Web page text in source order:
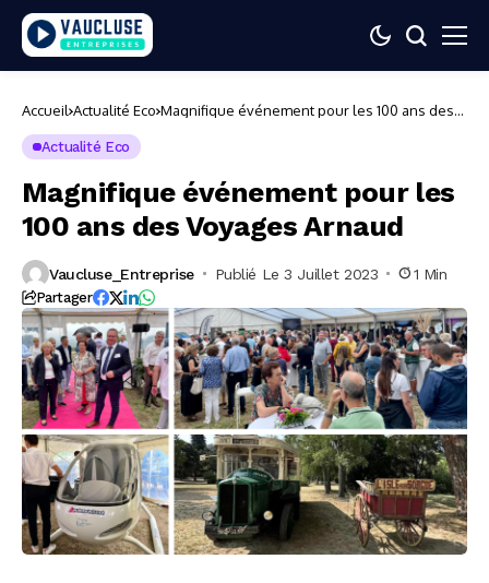
Accueil Actualité Eco Magnifique événement pour les 100 ans des
Actualité Eco
Magnifique événement pour les
100 ans des Voyages Arnaud
Vaucluse_Entreprise Publié Le 3 Juillet 2023 1 Min
Partager